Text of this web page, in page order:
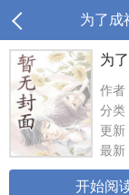
为了成
为
作者
分类
更新
最新
开始阅